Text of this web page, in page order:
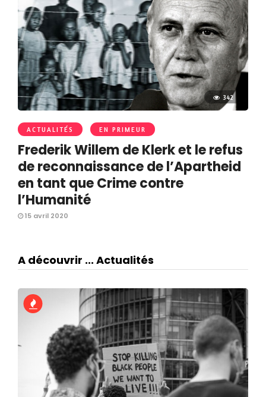
342
ACTUALITÉS EN PRIMEUR
Frederik Willem de Klerk et le refus
de reconnaissance de l’Apartheid
en tant que Crime contre
l’Humanité
15 avril 2020
A découvrir ... Actualités